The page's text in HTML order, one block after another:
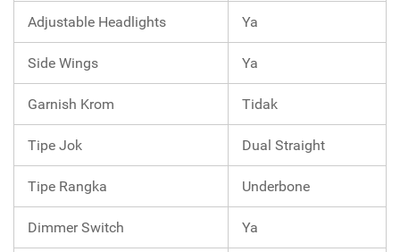
Adjustable Headlights Ya
Side Wings Ya
Garnish Krom Tidak
Tipe Jok Dual Straight
Tipe Rangka Underbone
Dimmer Switch Ya